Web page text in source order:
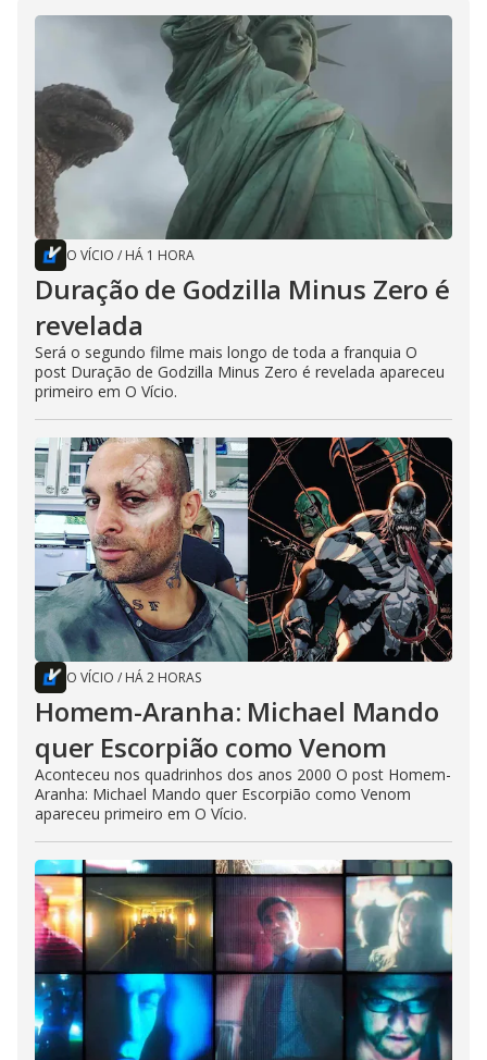
O VÍCIO / HÁ 1 HORA
Duração de Godzilla Minus Zero é
revelada
Será o segundo filme mais longo de toda a franquia O
post Duração de Godzilla Minus Zero é revelada apareceu
primeiro em O Vício.
O VÍCIO / HÁ 2 HORAS
Homem-Aranha: Michael Mando
quer Escorpião como Venom
Aconteceu nos quadrinhos dos anos 2000 O post Homem-
Aranha: Michael Mando quer Escorpião como Venom
apareceu primeiro em O Vício.